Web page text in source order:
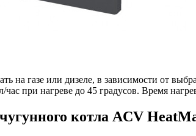
на газе или дизеле, в зависимости от
при нагреве до 45 градусов. Время
котла ACV